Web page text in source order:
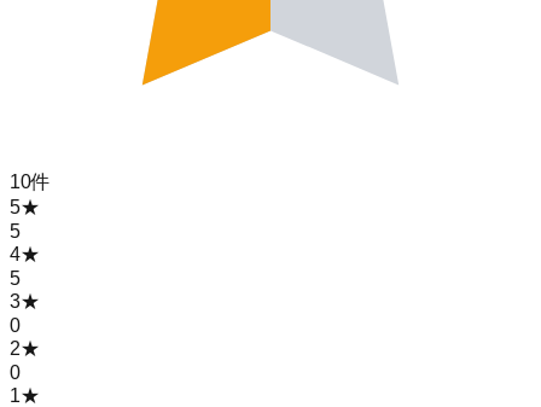
10件
5★
5
4★
5
3★
0
2★
0
1★